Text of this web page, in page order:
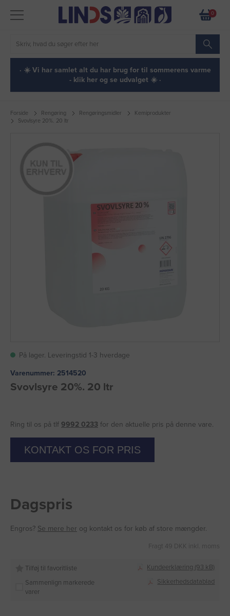
0
· ☀️ Vi har samlet alt du har brug for til sommerens varme
- klik her og se udvalget ☀️ ·
Forside Rengøring Rengøringsmidler
Kemiprodukter
Svovlsyre 20%. 20 ltr
På lager. Leveringstid 1-3 hverdage
Varenummer: 2514520
Svovlsyre 20%. 20 ltr
Ring til os på tlf 9992 0233 for den aktuelle pris på denne vare.
KONTAKT OS FOR PRIS
Dagspris
Engros? Se mere her og kontakt os for køb af store mængder.
Fragt 49 DKK inkl. moms
Tilføj til favoritliste
Sammenlign markerede
varer
Kundeerklæring (93 kB)
Sikkerhedsdatablad